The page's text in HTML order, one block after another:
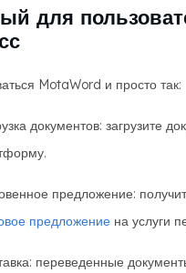
для
MotaWord и просто так:
документов: загрузите
предложение:
предложение на услуги
переведенные